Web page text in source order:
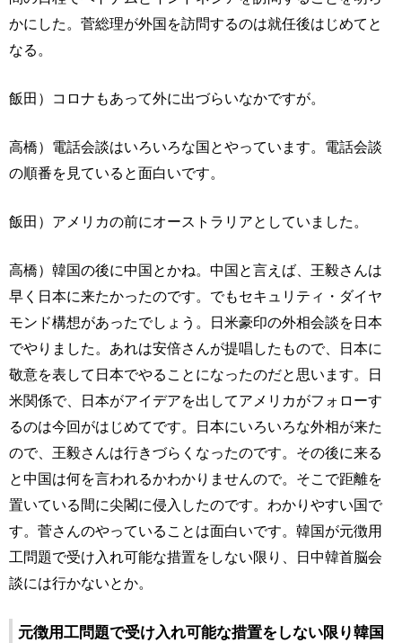
かにした。菅総理が外国を訪問するのは就任後はじめてと
なる。
飯田）コロナもあって外に出づらいなかですが。
高橋）電話会談はいろいろな国とやっています。電話会談
の順番を見ていると面白いです。
飯田）アメリカの前にオーストラリアとしていました。
高橋）韓国の後に中国とかね。中国と言えば、王毅さんは
早く日本に来たかったのです。でもセキュリティ・ダイヤ
モンド構想があったでしょう。日米豪印の外相会談を日本
でやりました。あれは安倍さんが提唱したもので、日本に
敬意を表して日本でやることになったのだと思います。日
米関係で、日本がアイデアを出してアメリカがフォローす
るのは今回がはじめてです。日本にいろいろな外相が来た
ので、王毅さんは行きづらくなったのです。その後に来る
と中国は何を言われるかわかりませんので。そこで距離を
置いている間に尖閣に侵入したのです。わかりやすい国で
す。菅さんのやっていることは面白いです。韓国が元徴用
工問題で受け入れ可能な措置をしない限り、日中韓首脳会
談には行かないとか。
元徴用工問題で受け入れ可能な措置をしない限り韓国